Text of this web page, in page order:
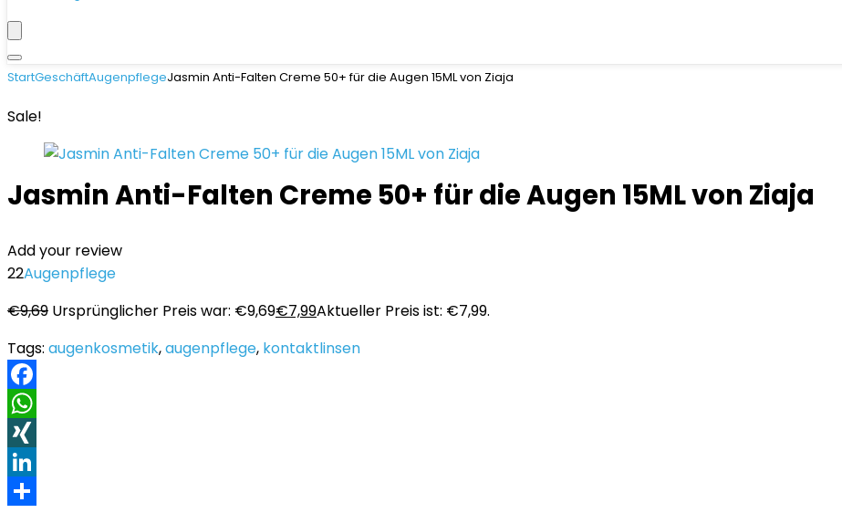
StartGeschäftAugenpflegeJasmin Anti-Falten Creme 50+ für die Augen 15ML von Ziaja
Sale!
Jasmin Anti-Falten Creme 50+ für die Augen 15ML von Ziaja
Add your review
22Augenpflege
€9,69 Ursprünglicher Preis war: €9,69€7,99Aktueller Preis ist: €7,99.
Tags: augenkosmetik,augenpflege, kontaktlinsen
Facebook
WhatsApp
XING
LinkedIn